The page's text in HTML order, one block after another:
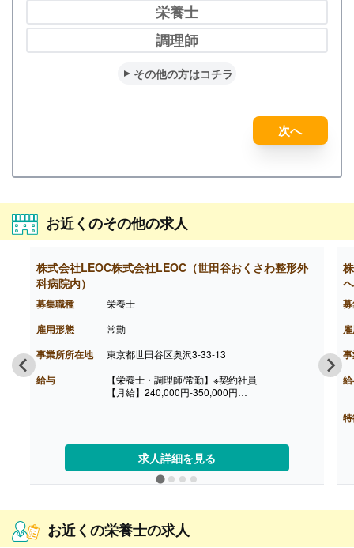
栄養士
調理師
その他の方はコチラ
次へ
お近くのその他の求人
株式会社LEOC株式会社LEOC（世田谷おくさわ整形外
科病院内）
募集職種 栄養士
雇用形態 常勤
事業所所在地 東京都世田谷区奥沢3-33-13
給与
【栄養士・調理師/常勤】※契約社員
【月給】240,000円-350,000円
※モデル年収
・管理栄養士・栄養士で未経験の場合
年収3,000,000円-
・調理師病院調理経験3年程度の場合
経験による）
求人詳細を見る
お近くの栄養士の求人